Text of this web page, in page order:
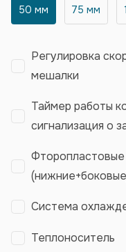
50 мм 75 мм
Регулировка
мешалки
Таймер работы
сигнализация о
Фторопластовые
Система
Теплоноситель